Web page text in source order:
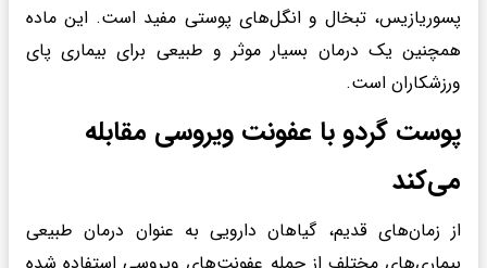
پسوریازیس، تبخال و انگل‌های پوستی مفید است. این ماده
همچنین یک درمان بسیار موثر و طبیعی برای بیماری پای
ورزشکاران است.
پوست گردو با عفونت ویروسی مقابله
می‌کند
از زمان‌های قدیم، گیاهان دارویی به عنوان درمان طبیعی